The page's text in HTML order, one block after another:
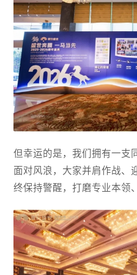
但幸运的是，我们拥有一支
面对风浪，大家并肩作战、
终保持警醒，打磨专业本领